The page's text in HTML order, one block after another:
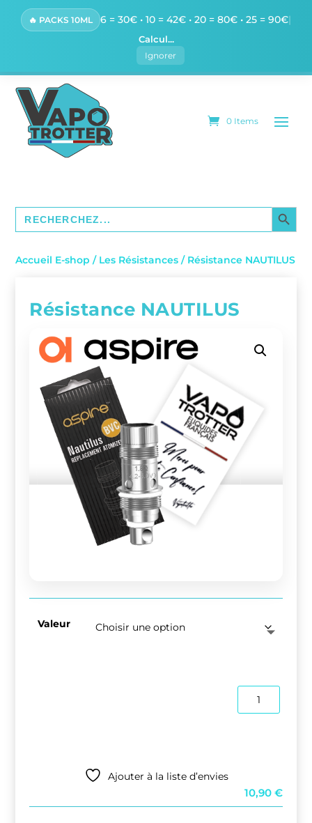
🔥 PACKS 10ML 6 = 30€ • 10 = 42€ • 20 = 80€ • 25 = 90€|
Calcul...
Ignorer
0 Items
Search
for:
SEARCH
Accueil E-shop / Les Résistances / Résistance NAUTILUS
Résistance NAUTILUS
Valeur
Ajouter à la liste d’envies
10,90 €